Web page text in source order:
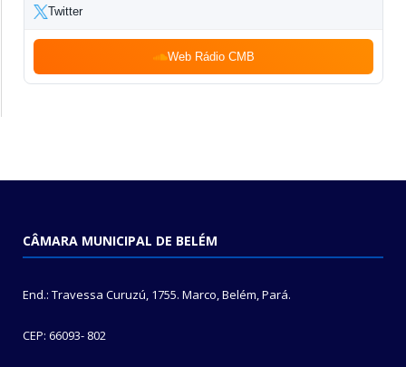
Twitter
Web Rádio CMB
CÂMARA MUNICIPAL DE BELÉM
End.: Travessa Curuzú, 1755. Marco, Belém, Pará.
CEP: 66093- 802